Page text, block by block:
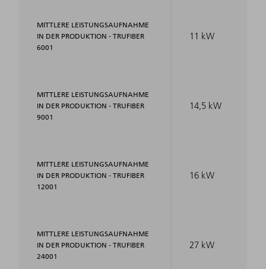
MITTLERE LEISTUNGSAUFNAHME
IN DER PRODUKTION - TRUFIBER
6001
MITTLERE LEISTUNGSAUFNAHME
IN DER PRODUKTION - TRUFIBER
9001
MITTLERE LEISTUNGSAUFNAHME
IN DER PRODUKTION - TRUFIBER
12001
MITTLERE LEISTUNGSAUFNAHME
IN DER PRODUKTION - TRUFIBER
24001
11 kW
14,5 kW
16 kW
27 kW